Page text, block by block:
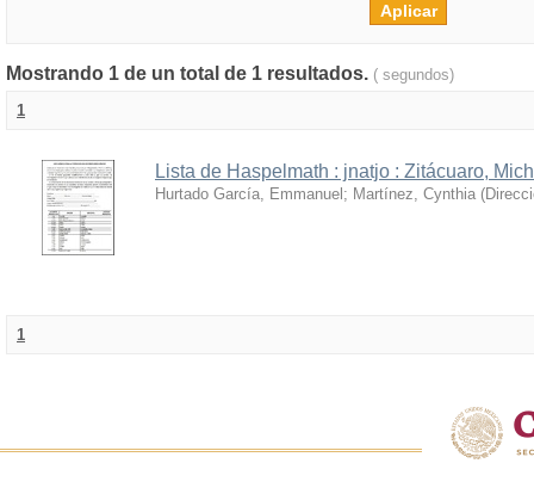
Mostrando 1 de un total de 1 resultados. ( segundos)
1
Lista de Haspelmath : jnatjo : Zitácuaro,
Hurtado García, Emmanuel ; Martínez, Cynthia (
1